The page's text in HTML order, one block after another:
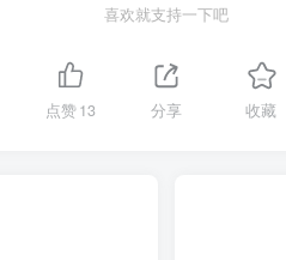
喜欢就支持一下吧
点赞13 分享 收藏